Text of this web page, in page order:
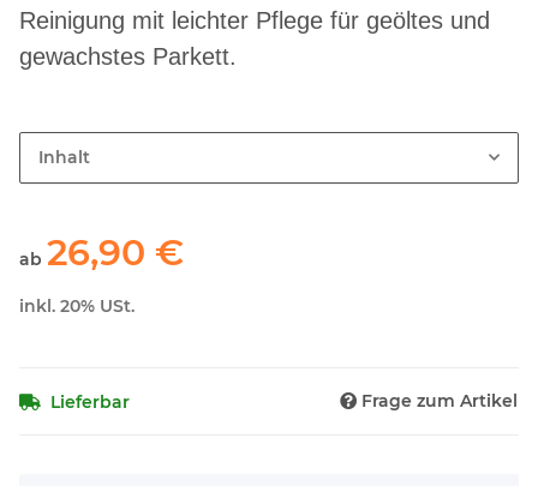
Reinigung mit leichter Pflege für geöltes und
gewachstes Parkett.
Inhalt
ab 26,90 €
inkl. 20% USt.
Lieferbar Frage zum Artikel